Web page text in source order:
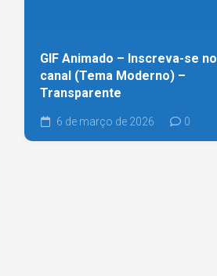
GIF Animado – Inscreva-se no
canal (Tema Moderno) –
Transparente
6 de março de 2026 0